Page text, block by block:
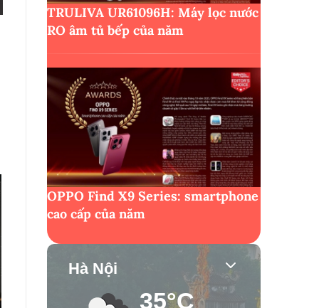
TRULIVA UR61096H: Máy lọc nước
RO âm tủ bếp của năm
OPPO Find X9 Series: smartphone
cao cấp của năm
Hà Nội
35°C